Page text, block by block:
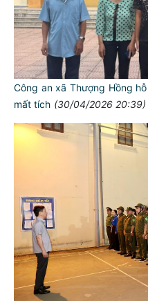
Công an xã Thượng Hồng
mất tích (30/04/2026 20:39)